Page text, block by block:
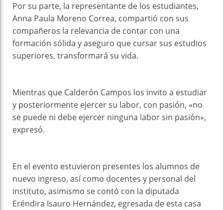
Por su parte, la representante de los estudiantes,
Anna Paula Moreno Correa, compartió con sus
compañeros la relevancia de contar con una
formación sólida y aseguro que cursar sus estudios
superiores, transformará su vida.
Mientras que Calderón Campos los invito a estudiar
y posteriormente ejercer su labor, con pasión, «no
se puede ni debe ejercer ninguna labor sin pasión»,
expresó.
En el evento estuvieron presentes los alumnos de
nuevo ingreso, así como docentes y personal del
instituto, asimismo se contó con la diputada
Eréndira Isauro Hernández, egresada de esta casa